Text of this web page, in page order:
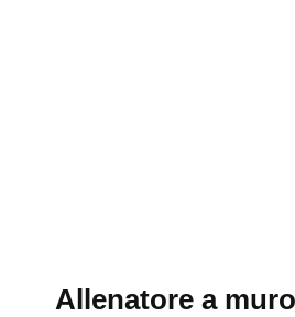
Allenatore a